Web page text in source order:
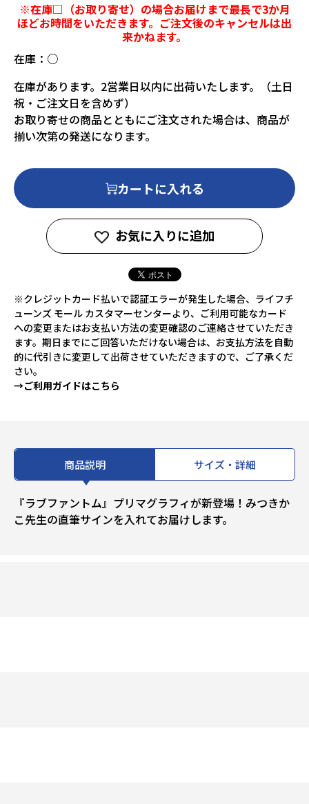
※在庫□（お取り寄せ）の場合お届けまで最長で3か月
ほどお時間をいただきます。ご注文後のキャンセルは出
来かねます。
在庫： ○
在庫があります。2営業日以内に出荷いたします。（土日
祝・ご注文日を含めず）
お取り寄せの商品とともにご注文された場合は、商品が
揃い次第の発送になります。
カートに入れる
お気に入りに追加
※クレジットカード払いで認証エラーが発生した場合、ライフチ
ューンズ モール カスタマーセンターより、ご利用可能なカード
への変更またはお支払い方法の変更確認のご連絡させていただき
ます。期日までにご回答いただけない場合は、お支払方法を自動
的に代引きに変更して出荷させていただきますので、ご了承くだ
さい。
→ご利用ガイドはこちら
商品説明 サイズ・詳細
『ラブファントム』プリマグラフィが新登場！みつきか
こ先生の直筆サインを入れてお届けします。